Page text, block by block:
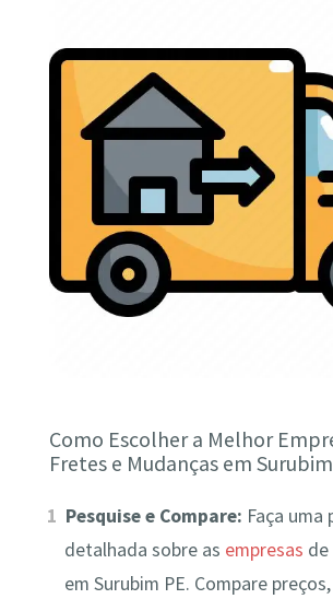
Como Escolher a Melhor
Fretes e Mudanças em
Pesquise e Compare: Faça uma
detalhada sobre as empresas de
em Surubim PE. Compare